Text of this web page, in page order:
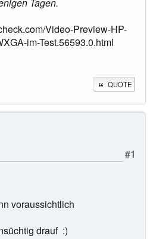
Video-Preview-HP-
im-Test.56593.0.html
QUOTE
#1
voraussichtlich
drauf :)